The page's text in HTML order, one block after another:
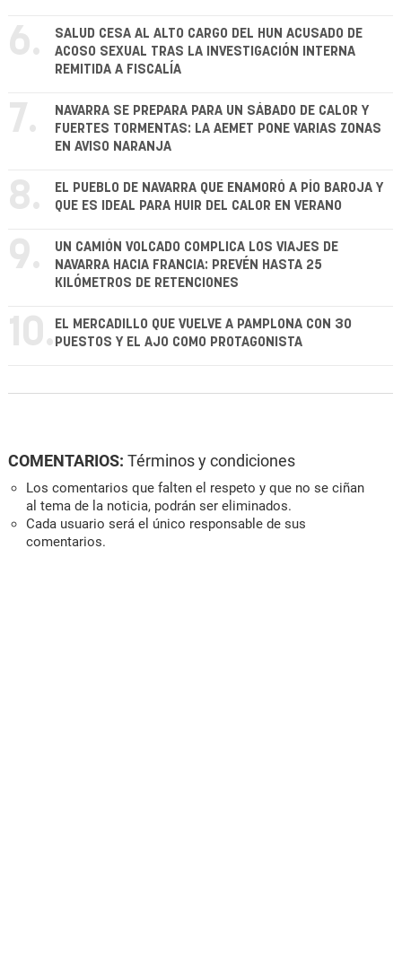
6.
SALUD CESA AL ALTO CARGO DEL HUN ACUSADO DE
ACOSO SEXUAL TRAS LA INVESTIGACIÓN INTERNA
REMITIDA A FISCALÍA
7.
NAVARRA SE PREPARA PARA UN SÁBADO DE CALOR Y
FUERTES TORMENTAS: LA AEMET PONE VARIAS ZONAS
EN AVISO NARANJA
8.
EL PUEBLO DE NAVARRA QUE ENAMORÓ A PÍO BAROJA Y
QUE ES IDEAL PARA HUIR DEL CALOR EN VERANO
9.
UN CAMIÓN VOLCADO COMPLICA LOS VIAJES DE
NAVARRA HACIA FRANCIA: PREVÉN HASTA 25
KILÓMETROS DE RETENCIONES
10. EL MERCADILLO QUE VUELVE A PAMPLONA CON 30
PUESTOS Y EL AJO COMO PROTAGONISTA
COMENTARIOS: Términos y condiciones
Los comentarios que falten el respeto y que no se ciñan
al tema de la noticia, podrán ser eliminados.
Cada usuario será el único responsable de sus
comentarios.